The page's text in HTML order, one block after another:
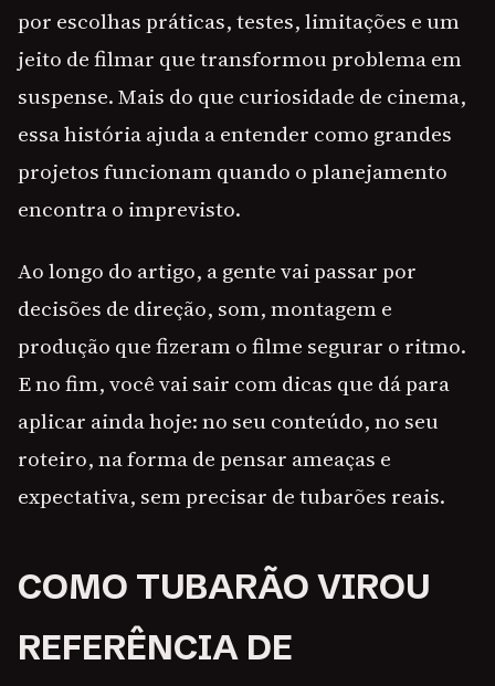
por escolhas práticas, testes, limitações e um
jeito de filmar que transformou problema em
suspense. Mais do que curiosidade de cinema,
essa história ajuda a entender como grandes
projetos funcionam quando o planejamento
encontra o imprevisto.
Ao longo do artigo, a gente vai passar por
decisões de direção, som, montagem e
produção que fizeram o filme segurar o ritmo.
E no fim, você vai sair com dicas que dá para
aplicar ainda hoje: no seu conteúdo, no seu
roteiro, na forma de pensar ameaças e
expectativa, sem precisar de tubarões reais.
COMO TUBARÃO VIROU
REFERÊNCIA DE